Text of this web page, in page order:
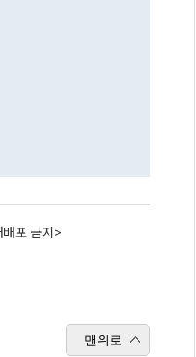
포 금지>
맨위로